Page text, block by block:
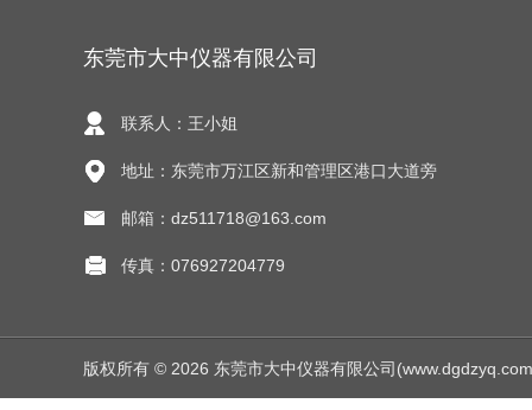
东莞市大中仪器有限公司
联系人：王小姐
地址：东莞市万江区新和管理区港口大道旁
邮箱：dz511718@163.com
传真：076927204779
版权所有 © 2026 东莞市大中仪器有限公司